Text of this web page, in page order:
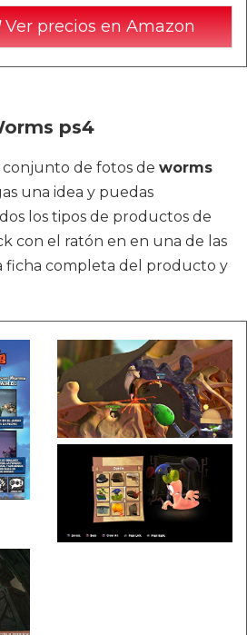
Ver precios en Amazon
ps4
de fotos de worms
una idea y puedas
los tipos de productos de
con el ratón en en una de las
ficha completa del producto y